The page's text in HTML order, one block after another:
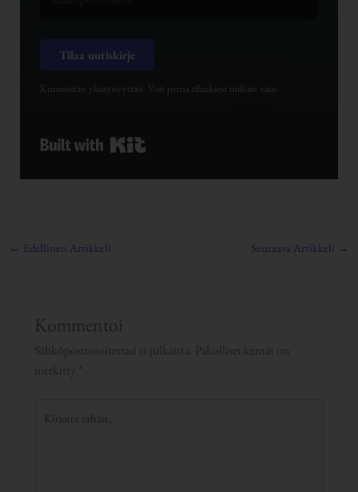
Tilaa uutiskirje
Kunnioitan yksityisyyttäsi. Voit perua tilauksesi milloin vain.
← Edellinen Artikkeli Seuraava Artikkeli →
Kommentoi
Sähköpostiosoitettasi ei julkaista. Pakolliset kentät on
merkitty *